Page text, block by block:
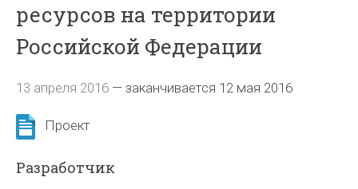
ресурсов на территории
Российской Федерации
13 апреля 2016 —заканчивается 12 мая 2016
Проект
Разработчик